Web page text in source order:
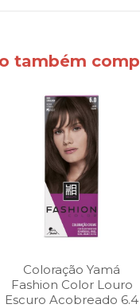
também
Coloração Yamá
Fashion Color Louro
Escuro Acobreado 6.4